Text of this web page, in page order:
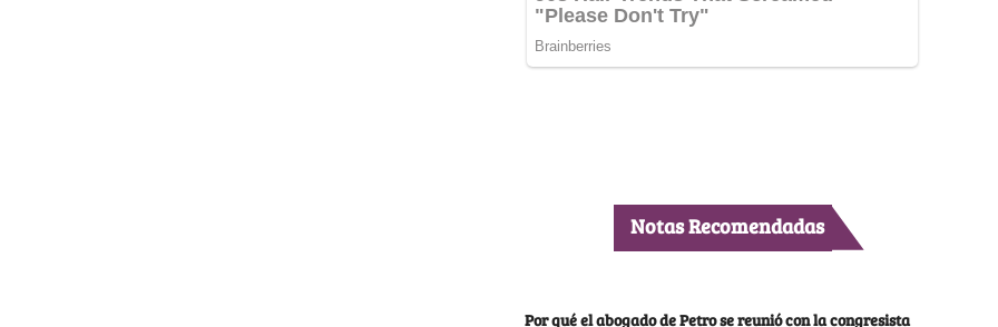
Notas Recomendadas
Por qué el abogado de Petro se reunió con la congresista